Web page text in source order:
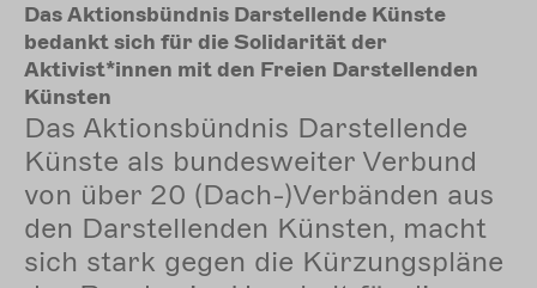
Das Aktionsbündnis Darstellende Künste
bedankt sich für die Solidarität der
Aktivist*innen mit den Freien Darstellenden
Künsten
Das Aktionsbündnis Darstellende
Künste als bundesweiter Verbund
von über 20 (Dach-)Verbänden aus
den Darstellenden Künsten, macht
sich stark gegen die Kürzungspläne